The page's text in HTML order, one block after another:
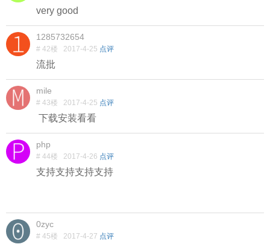
very good
1285732654
# 42楼 2017-4-25 点评
流批
mile
# 43楼 2017-4-25 点评
下载安装看看
php
# 44楼 2017-4-26 点评
支持支持支持支持
0zyc
# 45楼 2017-4-27 点评